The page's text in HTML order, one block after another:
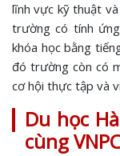
lĩnh vực kỹ thuật
trường có tính
khóa học bằng
đó trường còn có
cơ hội thực tập và
Du học
cùng